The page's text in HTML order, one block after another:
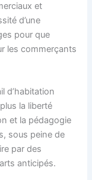
et
d’une
pour que
les commerçants
d’habitation
la liberté
et la pédagogie
sous peine de
par des
anticipés.